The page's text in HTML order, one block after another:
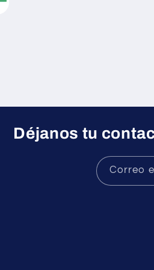
Déjanos tu
Correo